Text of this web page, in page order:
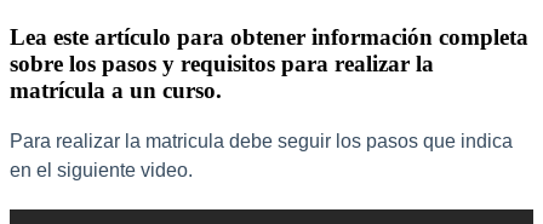
Lea este artículo para obtener información completa
sobre los pasos y requisitos para realizar la
matrícula a un curso.
Para realizar la matricula debe seguir los pasos que indica
en el siguiente video.